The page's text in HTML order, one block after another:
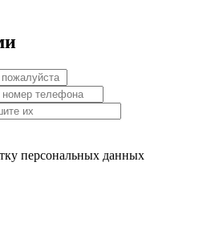
персональных данных